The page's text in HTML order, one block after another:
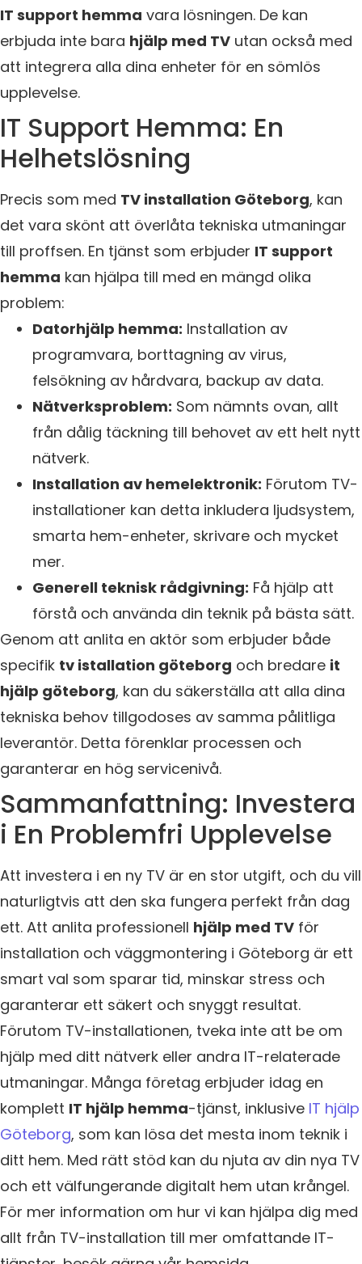
IT support hemma vara lösningen. De kan
erbjuda inte bara hjälp med TV utan också med
att integrera alla dina enheter för en sömlös
upplevelse.
IT Support Hemma: En
Helhetslösning
Precis som med TV installation Göteborg, kan
det vara skönt att överlåta tekniska utmaningar
till proffsen. En tjänst som erbjuder IT support
hemma kan hjälpa till med en mängd olika
problem:
Datorhjälp hemma: Installation av
programvara, borttagning av virus,
felsökning av hårdvara, backup av data.
Nätverksproblem: Som nämnts ovan, allt
från dålig täckning till behovet av ett helt nytt
nätverk.
Installation av hemelektronik: Förutom TV-
installationer kan detta inkludera ljudsystem,
smarta hem-enheter, skrivare och mycket
mer.
Generell teknisk rådgivning: Få hjälp att
förstå och använda din teknik på bästa sätt.
Genom att anlita en aktör som erbjuder både
specifik tv istallation göteborg och bredare it
hjälp göteborg, kan du säkerställa att alla dina
tekniska behov tillgodoses av samma pålitliga
leverantör. Detta förenklar processen och
garanterar en hög servicenivå.
Sammanfattning: Investera
i En Problemfri Upplevelse
Att investera i en ny TV är en stor utgift, och du vill
naturligtvis att den ska fungera perfekt från dag
ett. Att anlita professionell hjälp med TV för
installation och väggmontering i Göteborg är ett
smart val som sparar tid, minskar stress och
garanterar ett säkert och snyggt resultat.
Förutom TV-installationen, tveka inte att be om
hjälp med ditt nätverk eller andra IT-relaterade
utmaningar. Många företag erbjuder idag en
komplett IT hjälp hemma-tjänst, inklusive IT hjälp
Göteborg, som kan lösa det mesta inom teknik i
ditt hem. Med rätt stöd kan du njuta av din nya TV
och ett välfungerande digitalt hem utan krångel.
För mer information om hur vi kan hjälpa dig med
allt från TV-installation till mer omfattande IT-